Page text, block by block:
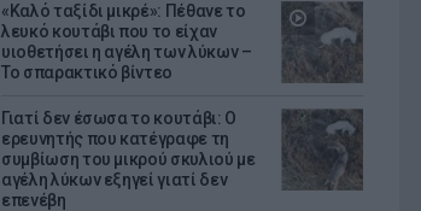
«Καλό ταξίδι μικρέ»: Πέθανε το
λευκό κουτάβι που το είχαν
υιοθετήσει η αγέλη των λύκων –
Το σπαρακτικό βίντεο
Γιατί δεν έσωσα το κουτάβι: Ο
ερευνητής που κατέγραφε τη
συμβίωση του μικρού σκυλιού με
αγέλη λύκων εξηγεί γιατί δεν
επενέβη